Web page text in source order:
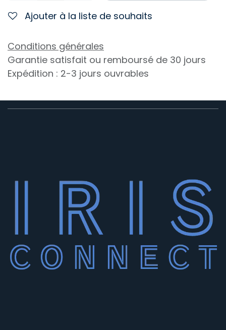
Ajouter à la liste de souhaits
Conditions générales
Garantie satisfait ou remboursé de 30 jours
Expédition : 2-3 jours ouvrables